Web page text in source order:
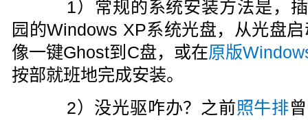
1）常规的系统安装方法是，
园的Windows XP系统光盘，从光盘
像一键Ghost到C盘，或在原版
按部就班地完成安装。
2）没光驱咋办？之前照牛排